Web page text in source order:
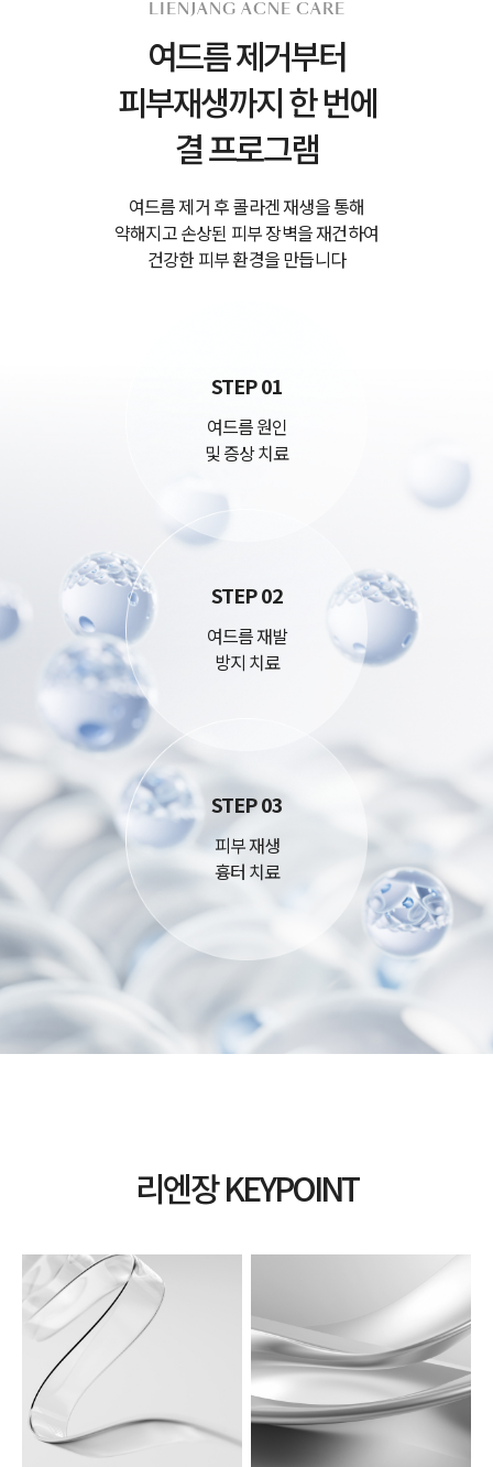
LIENJANG ACNE CARE
여드름 제거부터
피부재생까지 한 번에
결 프로그램
여드름 제거 후 콜라겐 재생을 통해
약해지고 손상된 피부 장벽을 재건하여
건강한 피부 환경을 만듭니다
STEP 01
여드름 원인
및 증상 치료
STEP 02
여드름 재발
방지 치료
STEP 03
피부 재생
흉터 치료
리엔장 KEYPOINT